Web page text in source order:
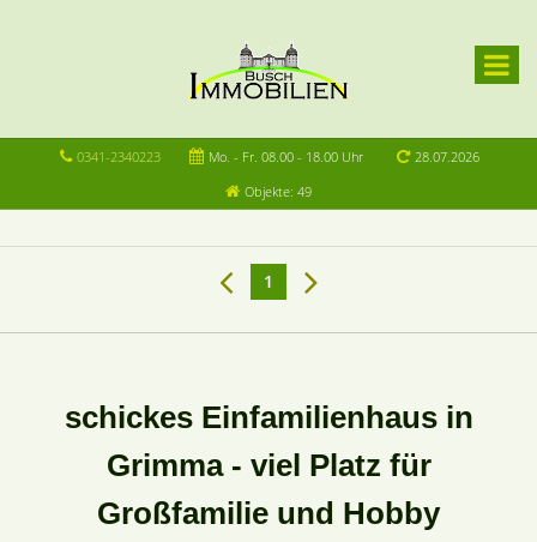
0341-2340223 Mo. - Fr. 08.00 - 18.00 Uhr
28.07.2026
Objekte: 49
1
schickes Einfamilienhaus in
Grimma - viel Platz für
Großfamilie und Hobby